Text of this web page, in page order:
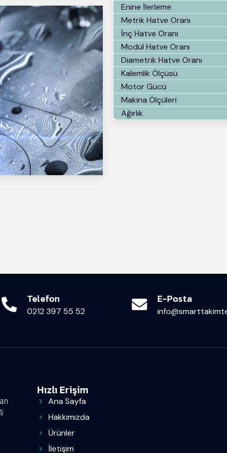
Enine İlerleme
Metrik Hatve Oranı
İnç Hatve Oranı
Modül Hatve Oranı
Diametrik Hatve Oranı
Kalemlik Ölçüsü
Motor Gücü
Makina Ölçüleri
Ağırlık
Telefon
0212 397 55 52
E-Posta
Hızlı Erişim
Ana Sayfa
Hakkımızda
Ürünler
İletişim